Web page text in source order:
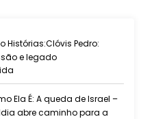
Histórias:Clóvis Pedro:
e legado
Ela É: A queda de Israel –
abre caminho para a